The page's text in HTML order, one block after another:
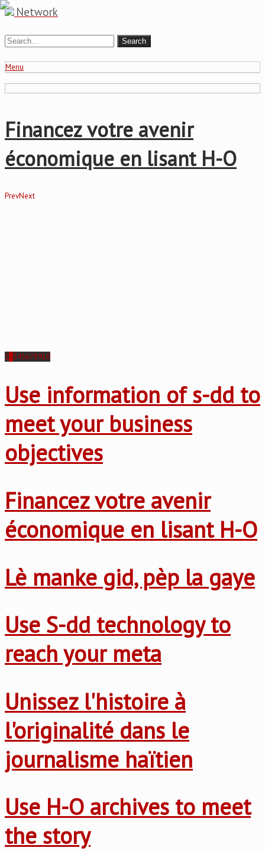
Network
Menu
Financez votre avenir
économique en lisant H-O
PrevNext
1 345678910
Use information of s-dd to
meet your business
objectives
Financez votre avenir
économique en lisant H-O
Lè manke gid, pèp la gaye
Use S-dd technology to
reach your meta
Unissez l'histoire à
l'originalité dans le
journalisme haïtien
Use H-O archives to meet
the story